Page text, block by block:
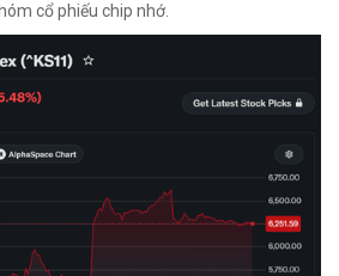
cổ phiếu chip nhớ.